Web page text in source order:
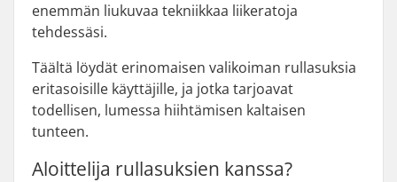
enemmän liukuvaa tekniikkaa liikeratoja
tehdessäsi.
Täältä löydät erinomaisen valikoiman rullasuksia
eritasoisille käyttäjille, ja jotka tarjoavat
todellisen, lumessa hiihtämisen kaltaisen
tunteen.
Aloittelija rullasuksien kanssa?